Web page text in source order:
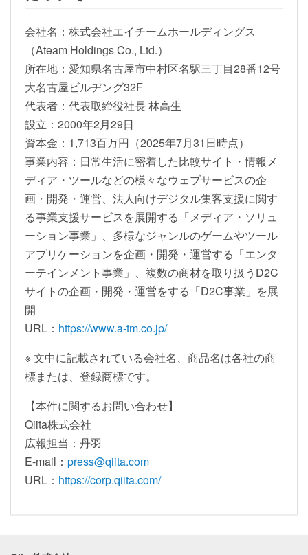
会社名：株式会社エイチームホールディングス
（Ateam Holdings Co., Ltd.）
所在地：愛知県名古屋市中村区名駅三丁目28番12号
大名古屋ビルヂング32F
代表者：代表取締役社長 林高生
設立：2000年2月29日
資本金：1,713百万円（2025年7月31日時点）
事業内容：日常生活に密着した比較サイト・情報メ
ディア・ツールなどの様々なウェブサービスの企
画・開発・運営、法人向けデジタル集客支援に関す
る事業支援サービスを展開する「メディア・ソリュ
ーション事業」、多様なジャンルのゲームやツール
アプリケーションを企画・開発・運営する「エンタ
ーテインメント事業」、複数の商材を取り扱うD2C
サイトの企画・開発・運営をする「D2C事業」を展
開
URL： https://www.a-tm.co.jp/
※ 文中に記載されている会社名、商品名は各社の商
標または、登録商標です。
【本件に関するお問い合わせ】
Qiita株式会社
広報担当：丹羽
E-mail： press@qiita.com
URL： https://corp.qiita.com/